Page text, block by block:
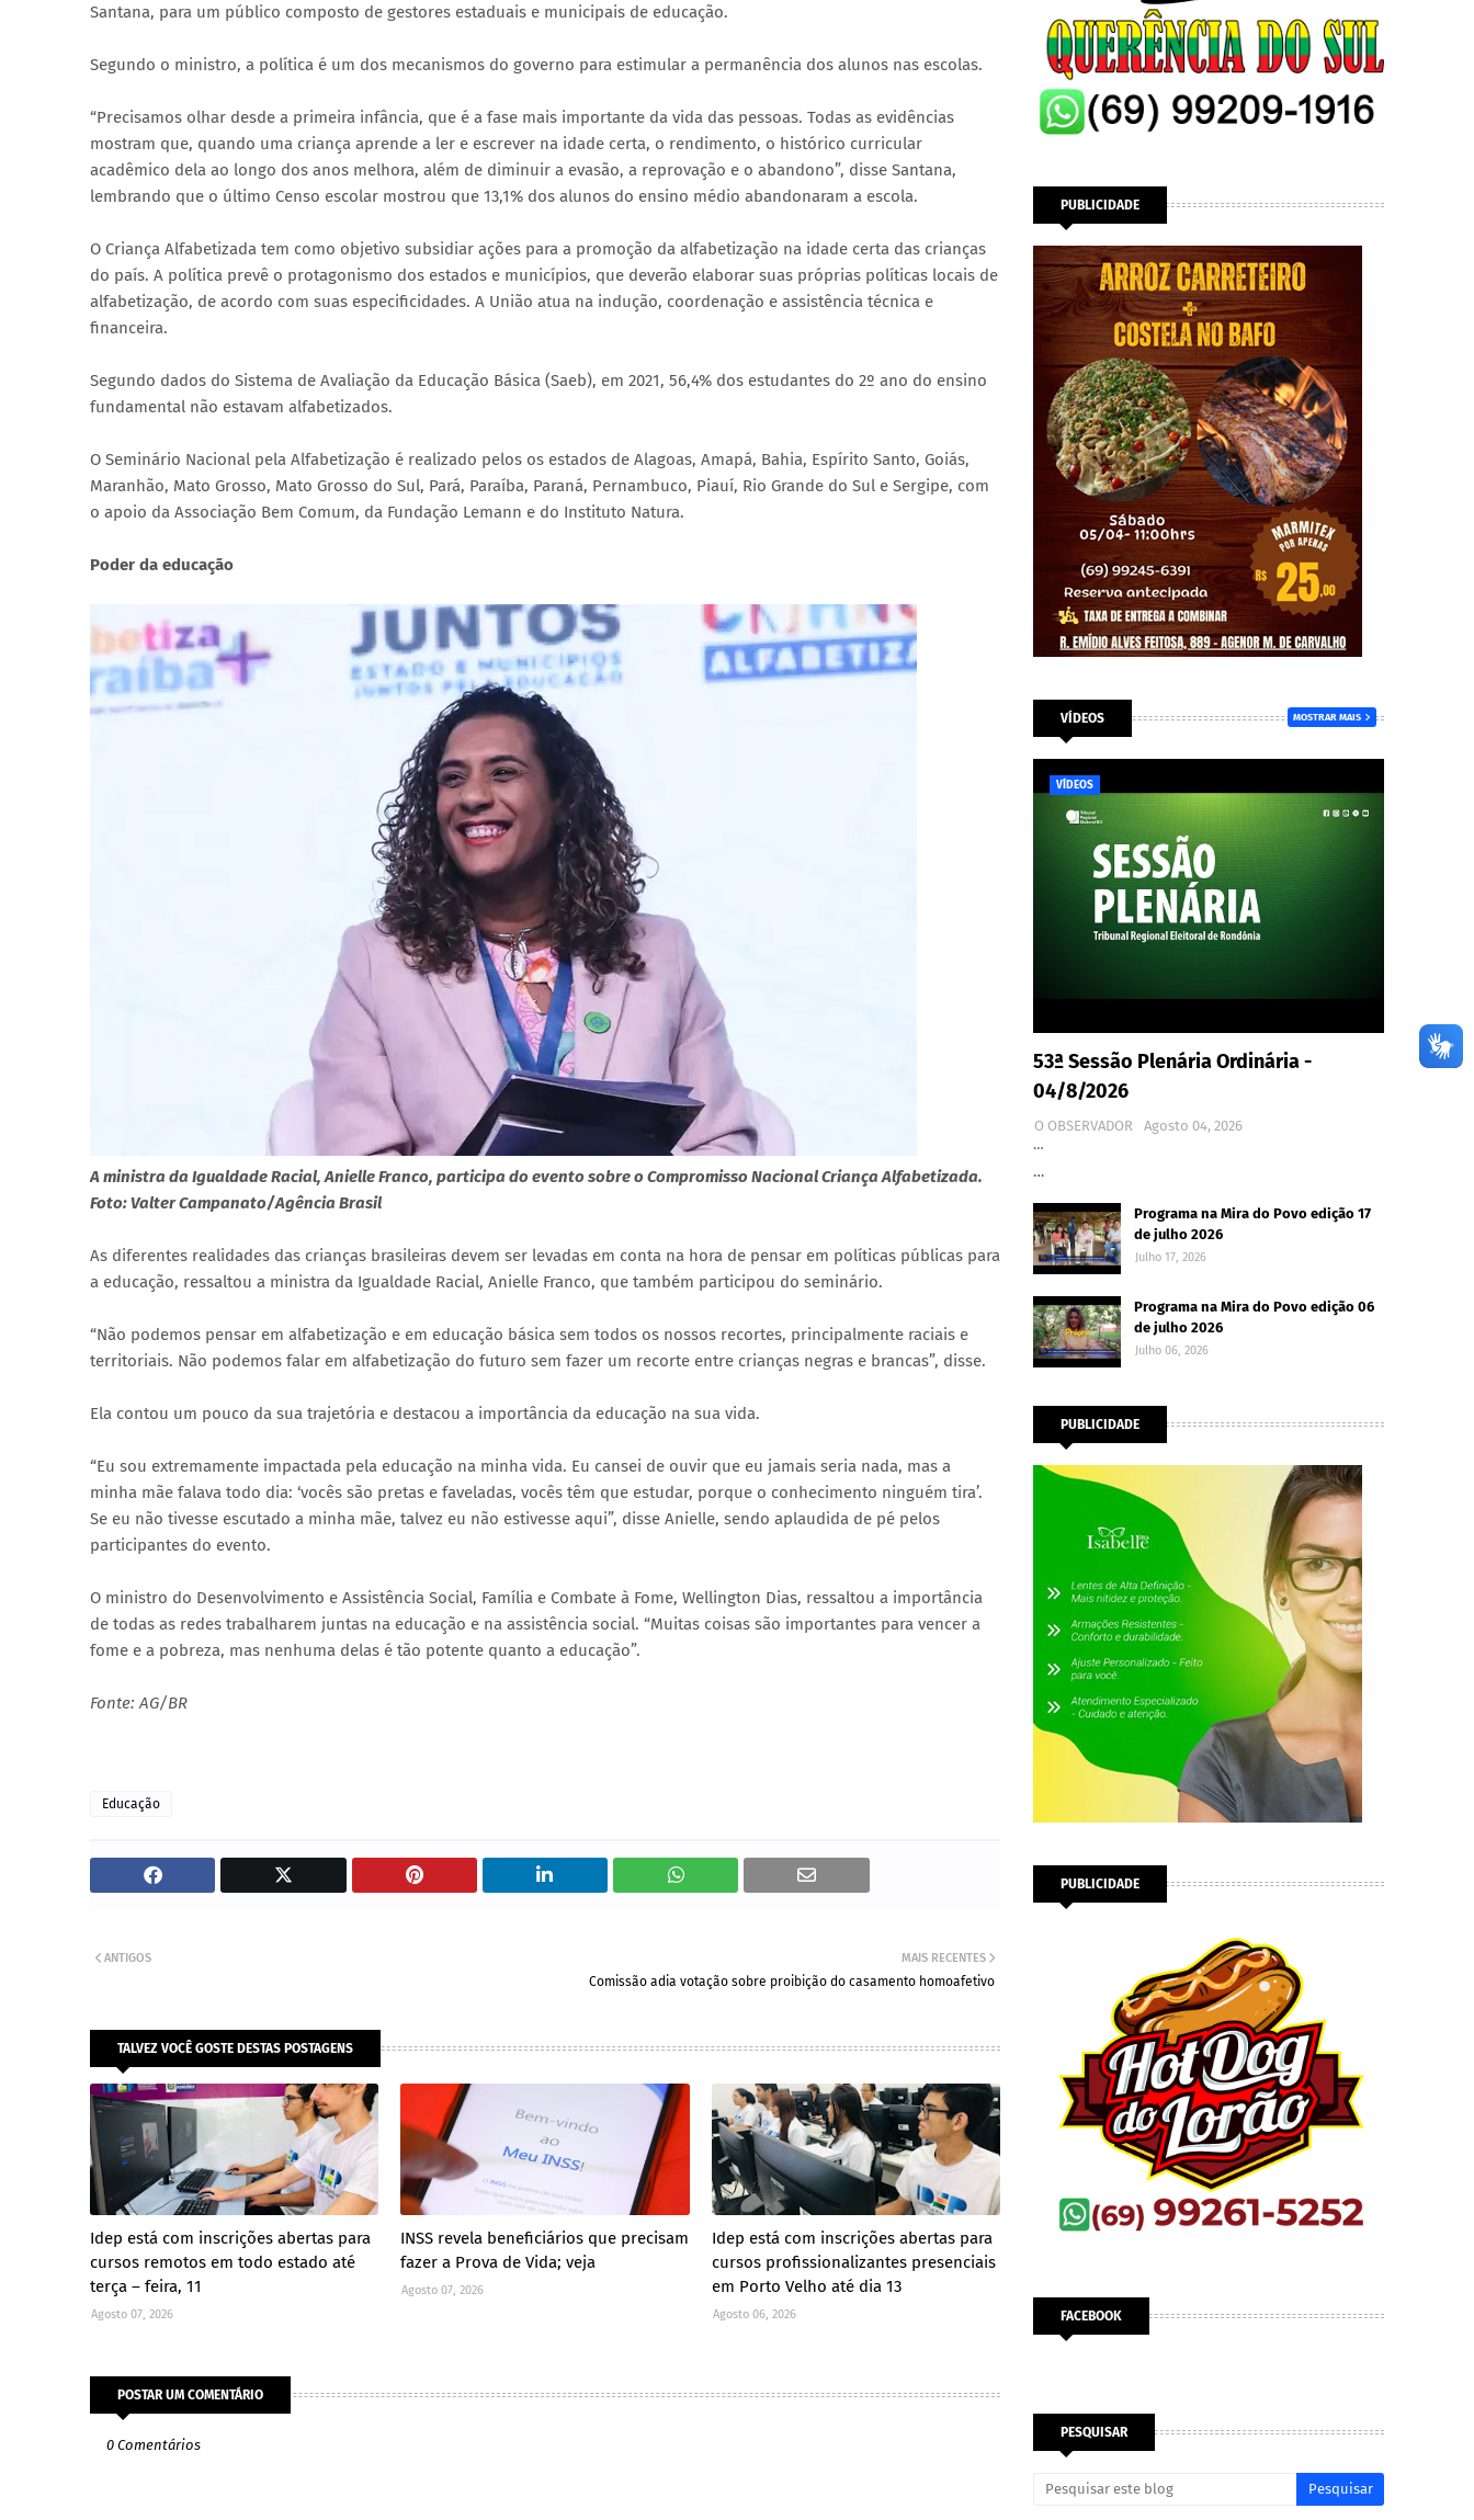
Santana, para um público composto de gestores estaduais e municipais de educação.
Segundo o ministro, a política é um dos mecanismos do governo para estimular a permanência dos alunos nas escolas.
“Precisamos olhar desde a primeira infância, que é a fase mais importante da vida das pessoas. Todas as evidências
mostram que, quando uma criança aprende a ler e escrever na idade certa, o rendimento, o histórico curricular
acadêmico dela ao longo dos anos melhora, além de diminuir a evasão, a reprovação e o abandono”, disse Santana,
lembrando que o último Censo escolar mostrou que 13,1% dos alunos do ensino médio abandonaram a escola.
O Criança Alfabetizada tem como objetivo subsidiar ações para a promoção da alfabetização na idade certa das crianças
do país. A política prevê o protagonismo dos estados e municípios, que deverão elaborar suas próprias políticas locais de
alfabetização, de acordo com suas especificidades. A União atua na indução, coordenação e assistência técnica e
financeira.
Segundo dados do Sistema de Avaliação da Educação Básica (Saeb), em 2021, 56,4% dos estudantes do 2º ano do ensino
fundamental não estavam alfabetizados.
O Seminário Nacional pela Alfabetização é realizado pelos os estados de Alagoas, Amapá, Bahia, Espírito Santo, Goiás,
Maranhão, Mato Grosso, Mato Grosso do Sul, Pará, Paraíba, Paraná, Pernambuco, Piauí, Rio Grande do Sul e Sergipe, com
o apoio da Associação Bem Comum, da Fundação Lemann e do Instituto Natura.
Poder da educação
A ministra da Igualdade Racial, Anielle Franco, participa do evento sobre o Compromisso Nacional Criança Alfabetizada.
Foto: Valter Campanato/Agência Brasil
As diferentes realidades das crianças brasileiras devem ser levadas em conta na hora de pensar em políticas públicas para
a educação, ressaltou a ministra da Igualdade Racial, Anielle Franco, que também participou do seminário.
“Não podemos pensar em alfabetização e em educação básica sem todos os nossos recortes, principalmente raciais e
territoriais. Não podemos falar em alfabetização do futuro sem fazer um recorte entre crianças negras e brancas”, disse.
Ela contou um pouco da sua trajetória e destacou a importância da educação na sua vida.
“Eu sou extremamente impactada pela educação na minha vida. Eu cansei de ouvir que eu jamais seria nada, mas a
minha mãe falava todo dia: ‘vocês são pretas e faveladas, vocês têm que estudar, porque o conhecimento ninguém tira’.
Se eu não tivesse escutado a minha mãe, talvez eu não estivesse aqui”, disse Anielle, sendo aplaudida de pé pelos
participantes do evento.
O ministro do Desenvolvimento e Assistência Social, Família e Combate à Fome, Wellington Dias, ressaltou a importância
de todas as redes trabalharem juntas na educação e na assistência social. “Muitas coisas são importantes para vencer a
fome e a pobreza, mas nenhuma delas é tão potente quanto a educação”.
Fonte: AG/BR
Educação
MAIS RECENTES
Comissão adia votação sobre proibição do casamento homoafetivo
ANTIGOS
TALVEZ VOCÊ GOSTE DESTAS POSTAGENS
Idep está com inscrições abertas para
cursos remotos em todo estado até
terça – feira, 11
Agosto 07, 2026
INSS revela beneficiários que precisam
fazer a Prova de Vida; veja
Agosto 07, 2026
Idep está com inscrições abertas para
cursos profissionalizantes presenciais
em Porto Velho até dia 13
Agosto 06, 2026
POSTAR UM COMENTÁRIO
0 Comentários
PUBLICIDADE
VÍDEOS MOSTRAR MAIS
VÍDEOS
53ª Sessão Plenária Ordinária -
04/8/2026
O OBSERVADOR
Agosto 04, 2026
…
…
Programa na Mira do Povo edição 17
de julho 2026
Julho 17, 2026
Programa na Mira do Povo edição 06
de julho 2026
Julho 06, 2026
PUBLICIDADE
PUBLICIDADE
FACEBOOK
PESQUISAR